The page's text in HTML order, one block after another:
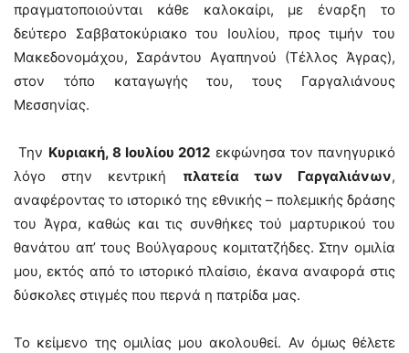
πραγματοποιούνται κάθε καλοκαίρι, με έναρξη το
δεύτερο Σαββατοκύριακο του Ιουλίου, προς τιμήν του
Μακεδονομάχου, Σαράντου Αγαπηνού (Τέλλος Άγρας),
στον τόπο καταγωγής του, τους Γαργαλιάνους
Μεσσηνίας.
Την Κυριακή, 8 Ιουλίου 2012 εκφώνησα τον πανηγυρικό
λόγο στην κεντρική πλατεία των Γαργαλιάνων,
αναφέροντας το ιστορικό της εθνικής – πολεμικής δράσης
του Άγρα, καθώς και τις συνθήκες τού μαρτυρικού του
θανάτου απ’ τους Βούλγαρους κομιτατζήδες. Στην ομιλία
μου, εκτός από το ιστορικό πλαίσιο, έκανα αναφορά στις
δύσκολες στιγμές που περνά η πατρίδα μας.
Το κείμενο της ομιλίας μου ακολουθεί. Αν όμως θέλετε